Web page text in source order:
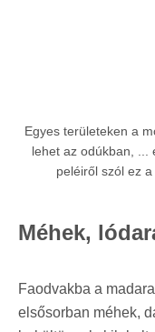
Egyes területeken a
lehet az odúkban, ...
peléiről szól ez
Méhek,
Faodvakba a
elsősorban méhek,